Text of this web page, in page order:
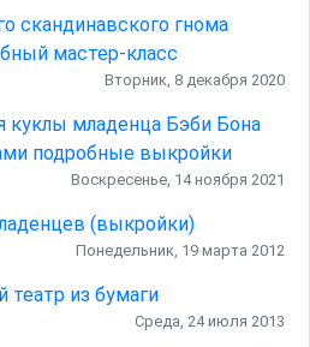
скандинавского гнома
мастер-класс
Вторник, 8 декабря 2020
куклы младенца Бэби Бона
подробные выкройки
Воскресенье, 14 ноября 2021
(выкройки)
Понедельник, 19 марта 2012
из бумаги
Среда, 24 июля 2013